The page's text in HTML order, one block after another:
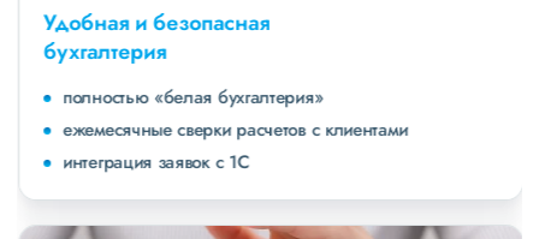
Удобная и безопасная
бухгалтерия
полностью «белая бухгалтерия»
ежемесячные сверки расчетов с клиентами
интеграция заявок с 1С